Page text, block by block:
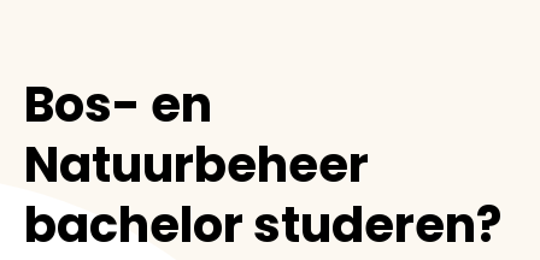
Bos- en
Natuurbeheer
bachelor studeren?